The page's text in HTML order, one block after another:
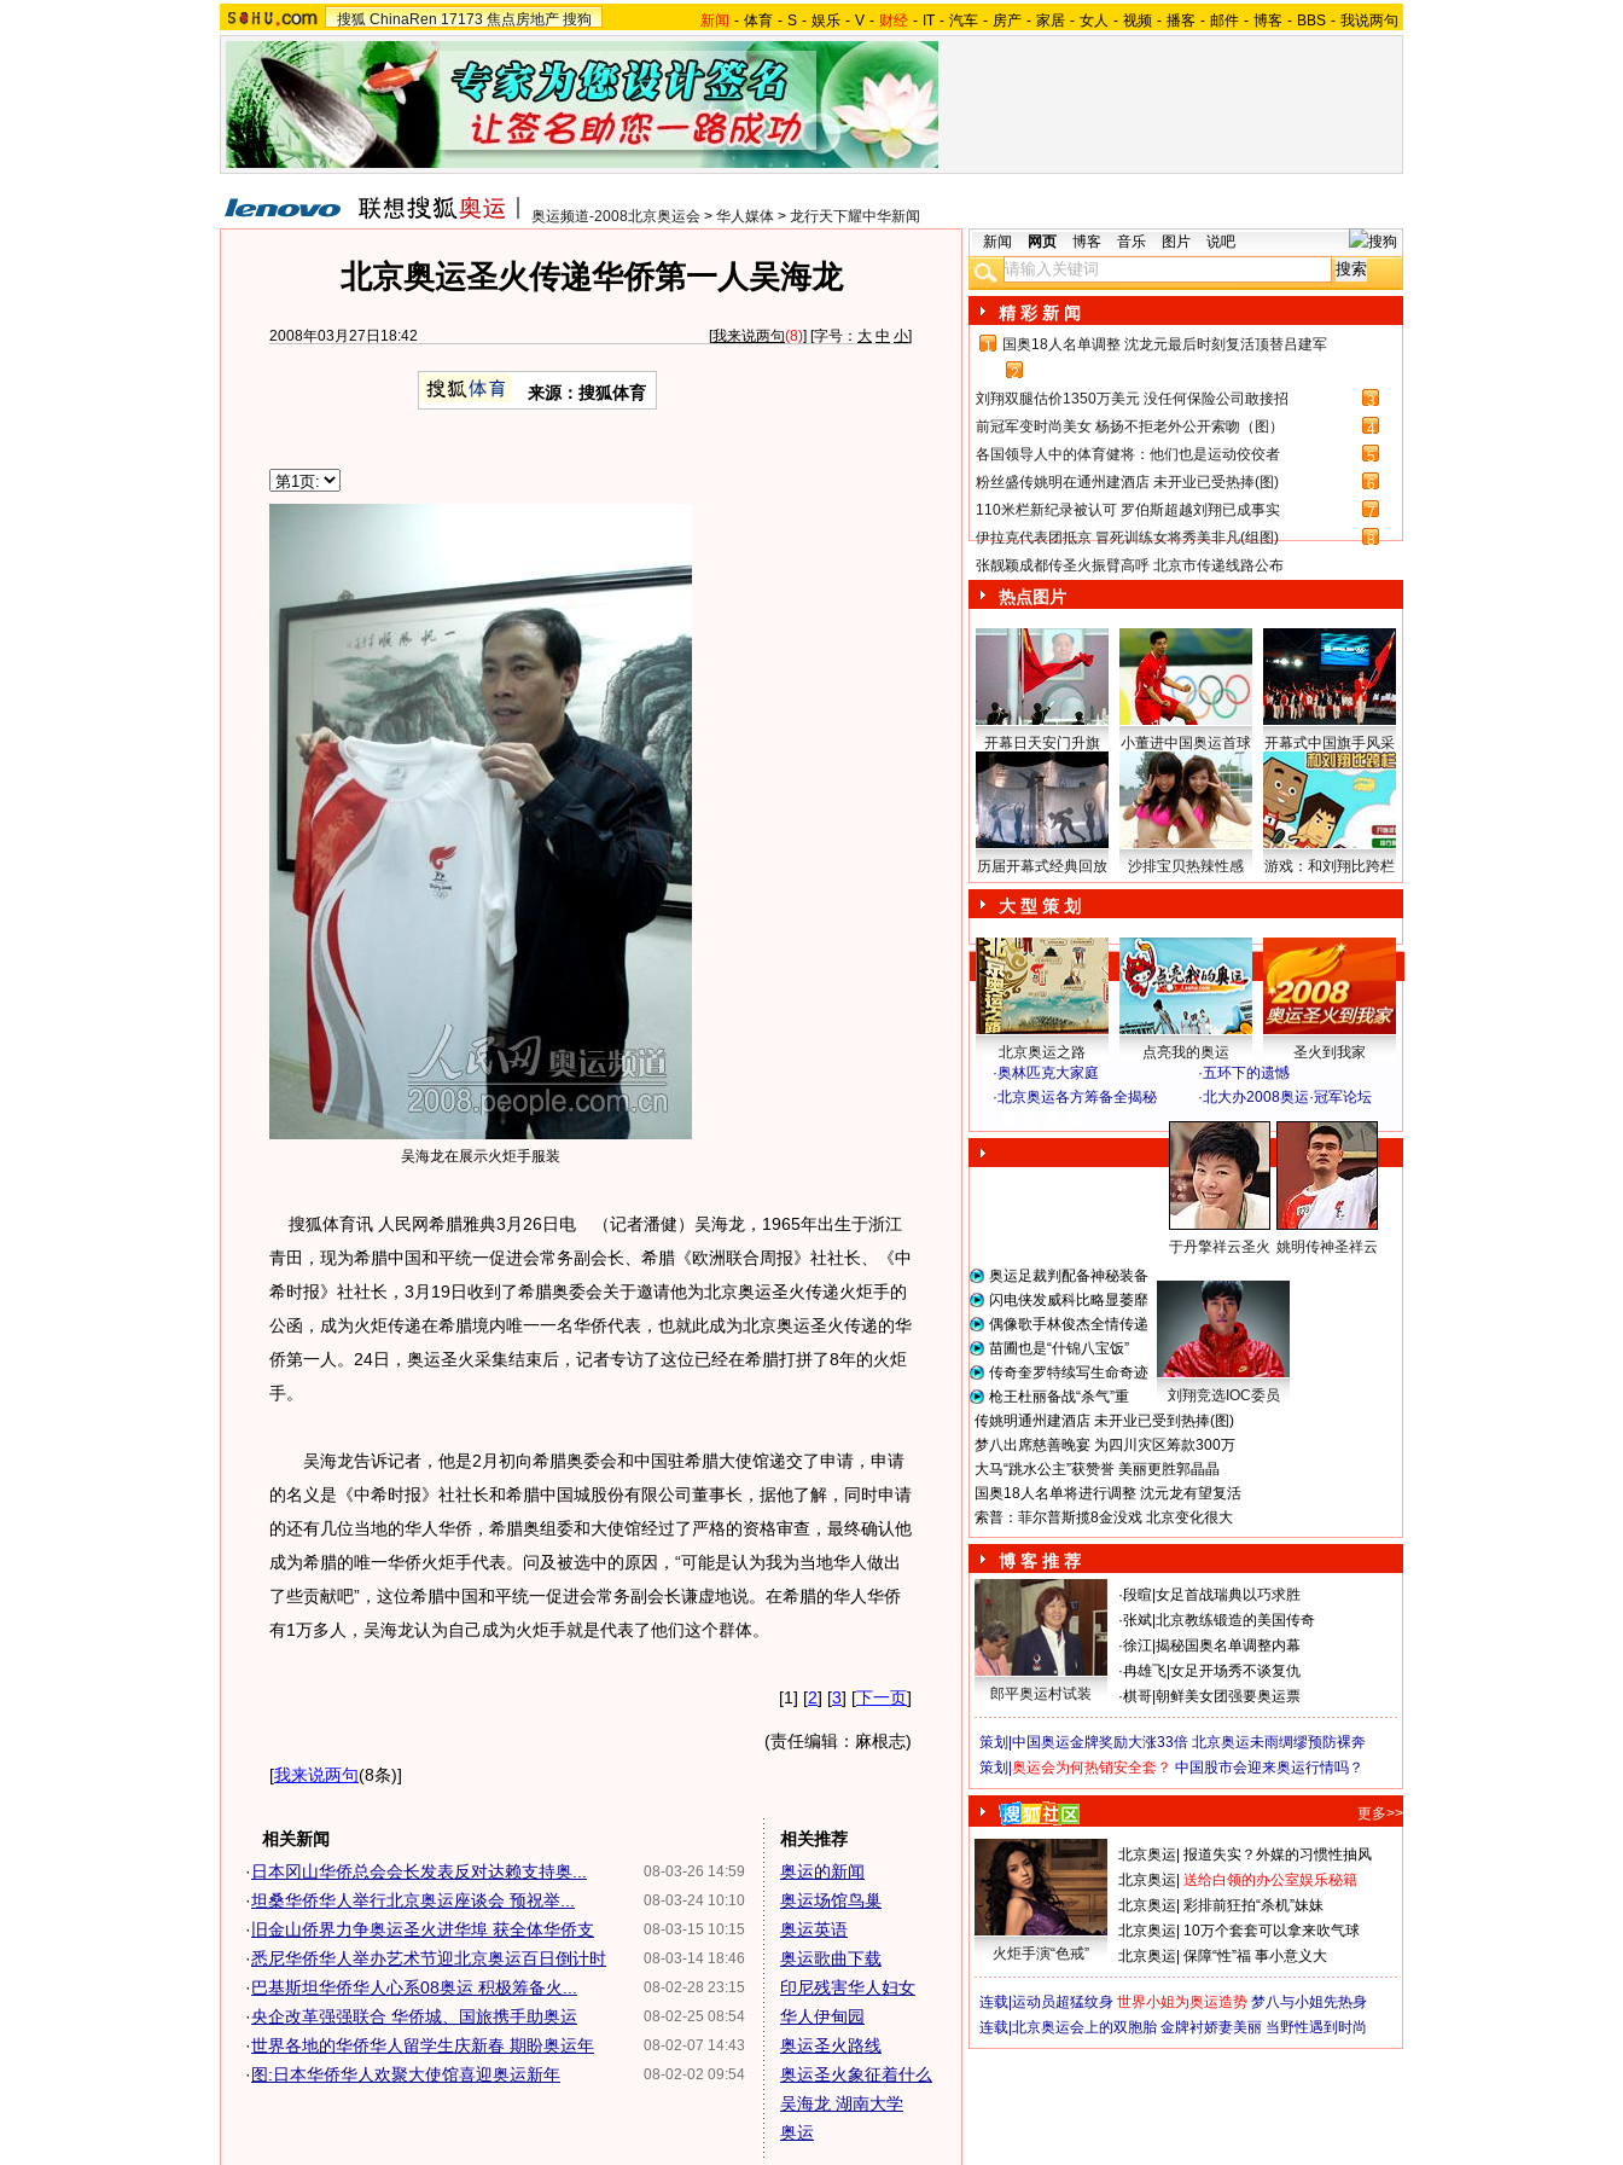
搜狐 ChinaRen 17173 焦点房地产 搜狗 新闻 - 体育 - S - 娱乐 - V - 财经 - IT - 汽车 - 房产 - 家居 - 女人 - 视频 - 播客 - 邮件 - 博客 - BBS - 我说两句
奥运频道-2008北京奥运会 > 华人媒体 > 龙行天下耀中华新闻
北京奥运圣火传递华侨第一人吴海龙
2008年03月27日18:42 [我来说两句(8)] [字号： 大 中 小]
来源：搜狐体育
吴海龙在展示火炬手服装
搜狐体育讯 人民网希腊雅典3月26日电 （记者潘健）吴海龙，1965年出生于浙江
青田，现为希腊中国和平统一促进会常务副会长、希腊《欧洲联合周报》社社长、《中
希时报》社社长，3月19日收到了希腊奥委会关于邀请他为北京奥运圣火传递火炬手的
公函，成为火炬传递在希腊境内唯一一名华侨代表，也就此成为北京奥运圣火传递的华
侨第一人。24日，奥运圣火采集结束后，记者专访了这位已经在希腊打拼了8年的火炬
手。
吴海龙告诉记者，他是2月初向希腊奥委会和中国驻希腊大使馆递交了申请，申请
的名义是《中希时报》社社长和希腊中国城股份有限公司董事长，据他了解，同时申请
的还有几位当地的华人华侨，希腊奥组委和大使馆经过了严格的资格审查，最终确认他
成为希腊的唯一华侨火炬手代表。问及被选中的原因，“可能是认为我为当地华人做出
了些贡献吧”，这位希腊中国和平统一促进会常务副会长谦虚地说。在希腊的华人华侨
有1万多人，吴海龙认为自己成为火炬手就是代表了他们这个群体。
[1] [2] [3] [下一页]
(责任编辑：麻根志)
[我来说两句(8条)]
相关新闻
08-03-26 14:59
· 日本冈山华侨总会会长发表反对达赖支持奥...
08-03-24 10:10
·坦桑华侨华人举行北京奥运座谈会 预祝举...
08-03-15 10:15
· 旧金山侨界力争奥运圣火进华埠 获全体华侨支
08-03-14 18:46
·悉尼华侨华人举办艺术节迎北京奥运百日倒计时
08-02-28 23:15
·巴基斯坦华侨华人心系08奥运 积极筹备火...
08-02-25 08:54
·央企改革强强联合 华侨城、国旅携手助奥运
08-02-07 14:43
·世界各地的华侨华人留学生庆新春 期盼奥运年
08-02-02 09:54
·图:日本华侨华人欢聚大使馆喜迎奥运新年
相关推荐
奥运的新闻
奥运场馆鸟巢
奥运英语
奥运歌曲下载
印尼残害华人妇女
华人伊甸园
奥运圣火路线
奥运圣火象征着什么
吴海龙 湖南大学
奥运
新闻 网页 博客 音乐 图片 说吧
精 彩 新 闻
1
国奥18人名单调整 沈龙元最后时刻复活顶替吕建军
2
刘翔双腿估价1350万美元 没任何保险公司敢接招
3
前冠军变时尚美女 杨扬不拒老外公开索吻（图）
4
各国领导人中的体育健将：他们也是运动佼佼者
5
粉丝盛传姚明在通州建酒店 未开业已受热捧(图)
6
110米栏新纪录被认可 罗伯斯超越刘翔已成事实
7
伊拉克代表团抵京 冒死训练女将秀美非凡(组图)
8
张靓颖成都传圣火振臂高呼 北京市传递线路公布
热点图片
开幕日天安门升旗 小董进中国奥运首球 开幕式中国旗手风采
历届开幕式经典回放 沙排宝贝热辣性感 游戏：和刘翔比跨栏
大 型 策 划
北京奥运之路 点亮我的奥运
圣火到我家
·奥林匹克大家庭 ·五环下的遗憾
·北京奥运各方筹备全揭秘 ·北大办2008奥运·冠军论坛
于丹擎祥云圣火 姚明传神圣祥云
奥运足裁判配备神秘装备
闪电侠发威科比略显萎靡
偶像歌手林俊杰全情传递
苗圃也是“什锦八宝饭”
传奇奎罗特续写生命奇迹
枪王杜丽备战“杀气”重
刘翔竞选IOC委员
传姚明通州建酒店 未开业已受到热捧(图)
梦八出席慈善晚宴 为四川灾区筹款300万
大马“跳水公主”获赞誉 美丽更胜郭晶晶
国奥18人名单将进行调整 沈元龙有望复活
索普：菲尔普斯揽8金没戏 北京变化很大
博 客 推 荐
郎平奥运村试装
·段暄 女足首战瑞典以巧求胜
·张斌 北京教练锻造的美国传奇
·徐江 揭秘国奥名单调整内幕
·冉雄飞 女足开场秀不谈复仇
·棋哥 朝鲜美女团强要奥运票
策划| 中国奥运金牌奖励大涨33倍 北京奥运未雨绸缪预防裸奔
策划| 奥运会为何热销安全套？ 中国股市会迎来奥运行情吗？
更多>>
火炬手演“色戒”
北京奥运 报道失实？外媒的习惯性抽风
北京奥运 送给白领的办公室娱乐秘籍
北京奥运 彩排前狂拍“杀机”妹妹
北京奥运 10万个套套可以拿来吹气球
北京奥运 保障“性”福 事小意义大
连载| 运动员超猛纹身 世界小姐为奥运造势 梦八与小姐先热身
连载| 北京奥运会上的双胞胎 金牌衬娇妻美丽 当野性遇到时尚